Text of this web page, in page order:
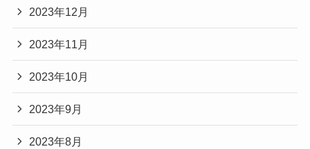
2023年12月
2023年11月
2023年10月
2023年9月
2023年8月